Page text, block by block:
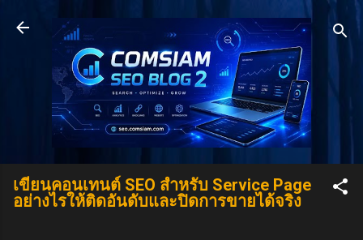
Skip to main content
เขียนคอนเทนต์ SEO สำหรับ Service Page
อย่างไรให้ติดอันดับและปิดการขายได้จริง